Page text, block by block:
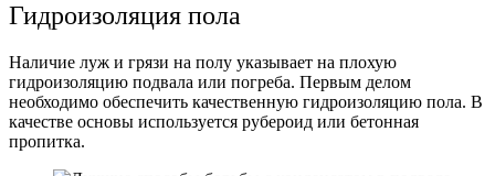
Гидроизоляция пола
Наличие луж и грязи на полу указывает на плохую
гидроизоляцию подвала или погреба. Первым делом
необходимо обеспечить качественную гидроизоляцию пола. В
качестве основы используется рубероид или бетонная
пропитка.